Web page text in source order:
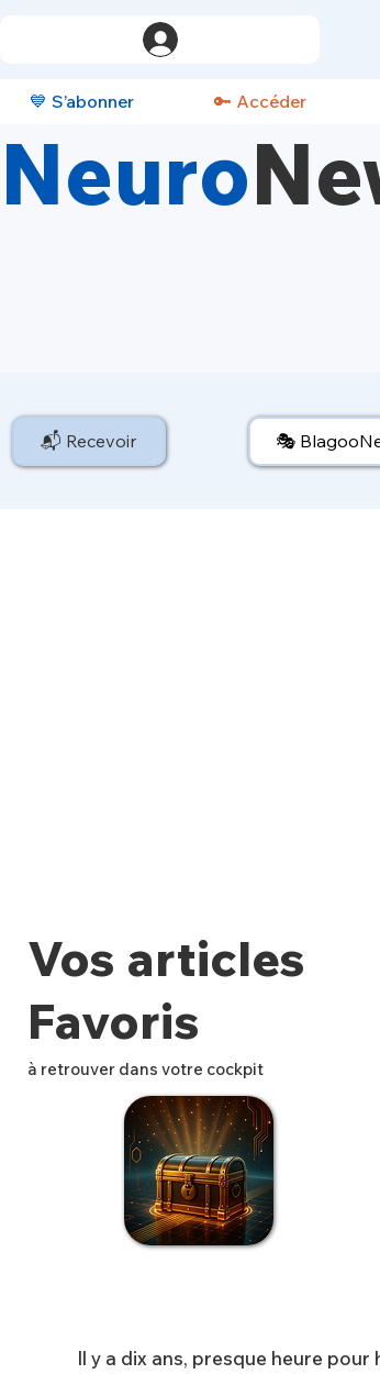
💙 S’abonner 🔑 Accéder
Neuro
📬 Recevoir 🎭
Vos articles
Favoris
à retrouver dans votre cockpit
Il y a dix ans, presque heure pour